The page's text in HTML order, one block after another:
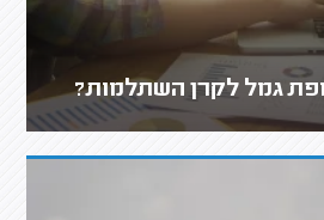
גמל לקרן השתלמות?